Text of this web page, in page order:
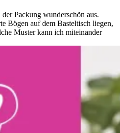
Packung wunderschön aus.
Bögen auf dem Basteltisch liegen,
Muster kann ich miteinander